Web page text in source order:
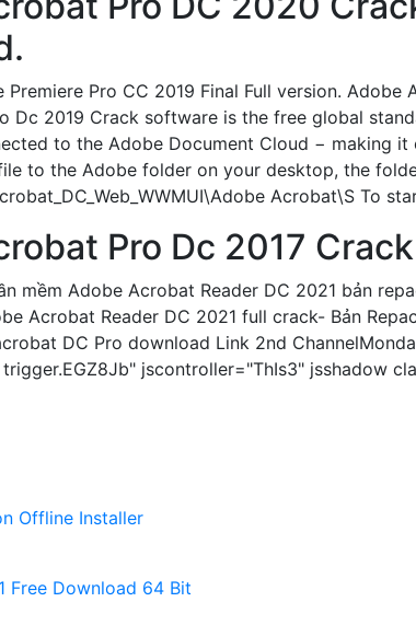
Premiere Pro CC 2019 Final Full version.
Dc 2019 Crack software is the free global
to the Adobe Document Cloud − making
to the Adobe folder on your desktop, the
Acrobat\S To
Pro Dc 2017
mềm Adobe Acrobat Reader DC 2021 bản
Acrobat Reader DC 2021 full crack- Bản
DC Pro download Link 2nd
jscontroller="ThIs3" jsshadow
Offline Installer
Free Download 64 Bit